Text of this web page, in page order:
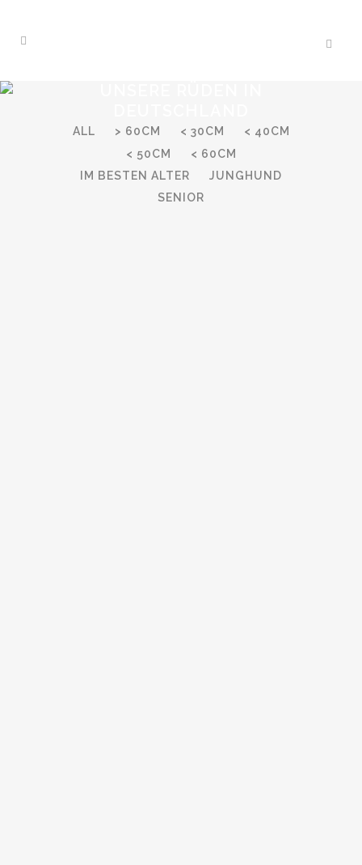
ALL > 60CM < 30CM
< 40CM
< 50CM
< 60CM
IM BESTEN ALTER
JUNGHUND
SENIOR